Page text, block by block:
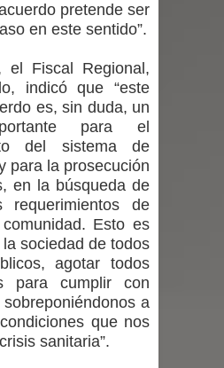
de Promoción de
Saludables 2026
magia de La Cenicienta
Teatro Regional del Maule
especial para celebrar
la Niñez
figura tercero a nivel
en gasto por viajes y
con $133 millones
pretende ser
en este sentido”.
el Fiscal Regional,
indicó que “este
es, sin duda, un
para el
del sistema de
para la prosecución
en la búsqueda de
requerimientos de
Esto es
sociedad de todos
agotar todos
para cumplir con
a
que nos
sanitaria”.